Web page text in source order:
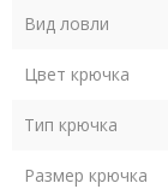
Вид ловли
Цвет крючка
Тип крючка
Размер крючка